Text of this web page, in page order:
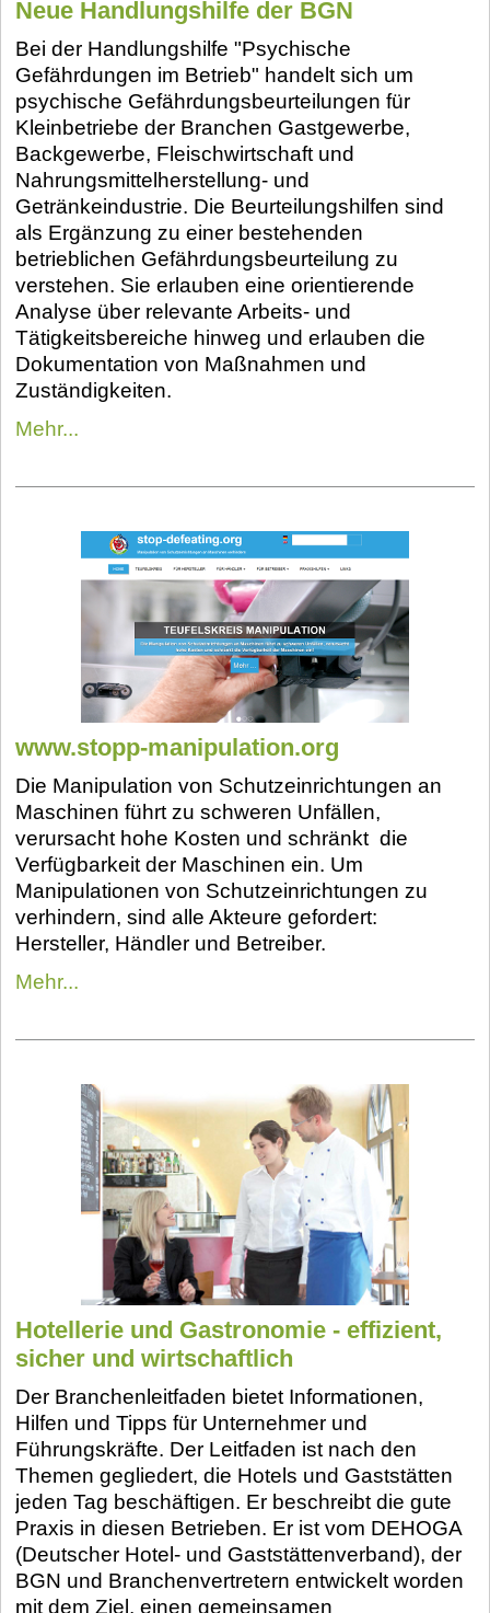
Neue Handlungshilfe der BGN
Bei der Handlungshilfe "Psychische
Gefährdungen im Betrieb" handelt sich um
psychische Gefährdungsbeurteilungen für
Kleinbetriebe der Branchen Gastgewerbe,
Backgewerbe, Fleischwirtschaft und
Nahrungsmittelherstellung- und
Getränkeindustrie. Die Beurteilungshilfen sind
als Ergänzung zu einer bestehenden
betrieblichen Gefährdungsbeurteilung zu
verstehen. Sie erlauben eine orientierende
Analyse über relevante Arbeits- und
Tätigkeitsbereiche hinweg und erlauben die
Dokumentation von Maßnahmen und
Zuständigkeiten.
Mehr...
www.stopp-manipulation.org
Die Manipulation von Schutzeinrichtungen an
Maschinen führt zu schweren Unfällen,
verursacht hohe Kosten und schränkt die
Verfügbarkeit der Maschinen ein. Um
Manipulationen von Schutzeinrichtungen zu
verhindern, sind alle Akteure gefordert:
Hersteller, Händler und Betreiber.
Mehr...
Hotellerie und Gastronomie - effizient,
sicher und wirtschaftlich
Der Branchenleitfaden bietet Informationen,
Hilfen und Tipps für Unternehmer und
Führungskräfte. Der Leitfaden ist nach den
Themen gegliedert, die Hotels und Gaststätten
jeden Tag beschäftigen. Er beschreibt die gute
Praxis in diesen Betrieben. Er ist vom DEHOGA
(Deutscher Hotel- und Gaststättenverband), der
BGN und Branchenvertretern entwickelt worden
mit dem Ziel, einen gemeinsamen